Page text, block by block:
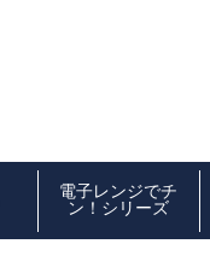
電子レンジでチ
ン！シリーズ